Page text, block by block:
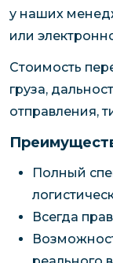
у наших
или
Стоимость
груза,
отправления,
Полный
Всегда